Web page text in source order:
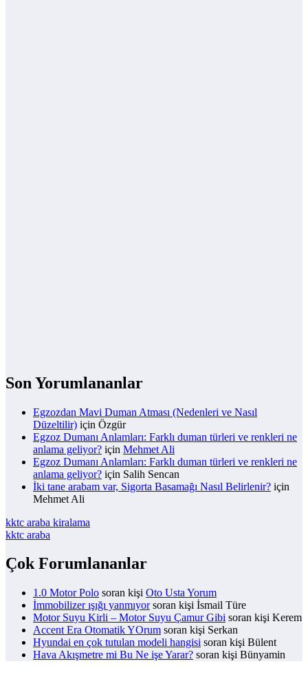
Son Yorumlananlar
Egzozdan Mavi Duman Atması (Nedenleri ve Nasıl
Düzeltilir) için Özgür
Egzoz Dumanı Anlamları: Farklı duman türleri ve renkleri ne
anlama geliyor? için Mehmet Ali
Egzoz Dumanı Anlamları: Farklı duman türleri ve renkleri ne
anlama geliyor? için Salih Sencan
İki tane arabam var, Sigorta Basamağı Nasıl Belirlenir? için
Mehmet Ali
kktc araba kiralama
kktc araba
Çok Forumlananlar
1.0 Motor Polo soran kişi Oto Usta Yorum
İmmobilizer ışığı yanmıyorsoran kişi İsmail Türe
Motor Suyu Kirli – Motor Suyu Çamur Gibi soran kişi Kerem
Accent Era Otomatik YOrum soran kişi Serkan
Hyundai en çok tutulan modeli hangisi soran kişi Bülent
Hava Akışmetre mi Bu Ne işe Yarar? soran kişi Bünyamin